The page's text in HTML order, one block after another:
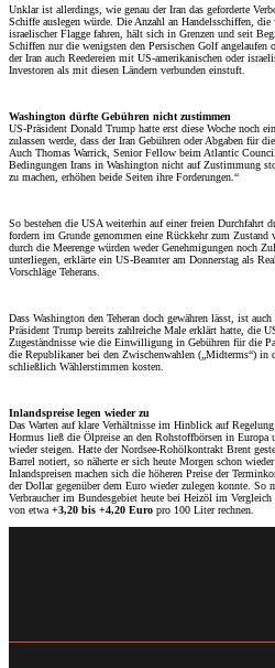
Unklar ist allerdings, wie genau der Iran das geforderte
Schiffe auslegen würde. Die Anzahl an Handelsschiffen,
israelischer Flagge fahren, hält sich in Grenzen und seit
Schiffen nur die wenigsten den Persischen Golf angelaufen
der Iran auch Reedereien mit US-amerikanischen oder
Investoren als mit diesen Ländern verbunden einstuft.
Washington dürfte Gebühren nicht zustimmen
US-Präsident Donald Trump hatte erst diese Woche noch
zulassen werde, dass der Iran Gebühren oder Abgaben für
Auch Thomas Warrick, Senior Fellow beim Atlantic
Bedingungen Irans in Washington nicht auf Zustimmung
zu machen, erhöhen beide Seiten ihre Forderungen.“
So bestehen die USA weiterhin auf einer freien Durchfahrt
fordern im Grunde genommen eine Rückkehr zum Zustand
durch die Meerenge würden weder Genehmigungen noch
unterliegen, erklärte ein US-Beamter am Donnerstag als
Vorschläge Teherans.
Dass Washington den Teheran doch gewähren lässt, ist
Präsident Trump bereits zahlreiche Male erklärt hatte, die
Zugeständnisse wie die Einwilligung in Gebühren für die
die Republikaner bei den Zwischenwahlen („Midterms“) in
schließlich Wählerstimmen kosten.
Inlandspreise legen wieder zu
Das Warten auf klare Verhältnisse im Hinblick auf
Hormus ließ die Ölpreise an den Rohstoffbörsen in Europa
wieder steigen. Hatte der Nordsee-Rohölkontrakt Brent
Barrel notiert, so näherte er sich heute Morgen schon
Inlandspreisen machen sich die höheren Preise der
der Dollar gegenüber dem Euro wieder zulegen konnte. So
Verbraucher im Bundesgebiet heute bei Heizöl im
von etwa +3,20 bis +4,20 Euro pro 100 Liter rechnen.